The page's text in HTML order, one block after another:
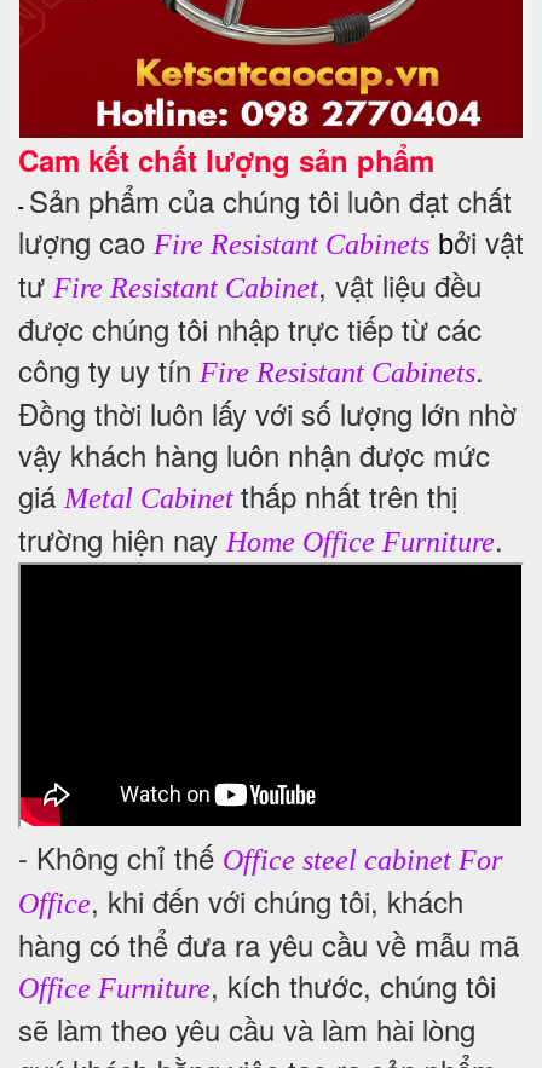
Cam kết chất lượng sản phẩm
- Sản phẩm của chúng tôi luôn đạt chất
lượng cao Fire Resistant Cabinets bởi vật
tư Fire Resistant Cabinet, vật liệu đều
được chúng tôi nhập trực tiếp từ các
công ty uy tín Fire Resistant Cabinets.
Đồng thời luôn lấy với số lượng lớn nhờ
vậy khách hàng luôn nhận được mức
giáMetal Cabinet thấp nhất trên thị
trường hiện nayHome Office Furniture.
- Không chỉ thế Office steel cabinet For
Office, khi đến với chúng tôi, khách
hàng có thể đưa ra yêu cầu về mẫu mã
Office Furniture, kích thước, chúng tôi
sẽ làm theo yêu cầu và làm hài lòng